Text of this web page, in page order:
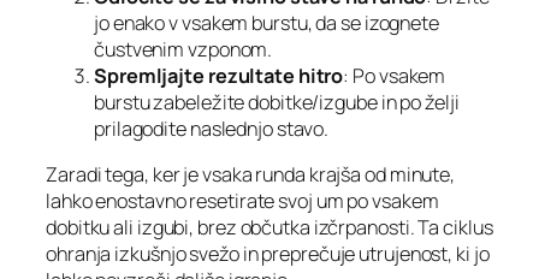
jo enako v vsakem burstu, da se izognete
čustvenim vzponom.
Spremljajte rezultate hitro: Po vsakem
burstu zabeležite dobitke/izgube in po želji
prilagodite naslednjo stavo.
Zaradi tega, ker je vsaka runda krajša od minute,
lahko enostavno resetirate svoj um po vsakem
dobitku ali izgubi, brez občutka izčrpanosti. Ta ciklus
ohranja izkušnjo svežo in preprečuje utrujenost, ki jo